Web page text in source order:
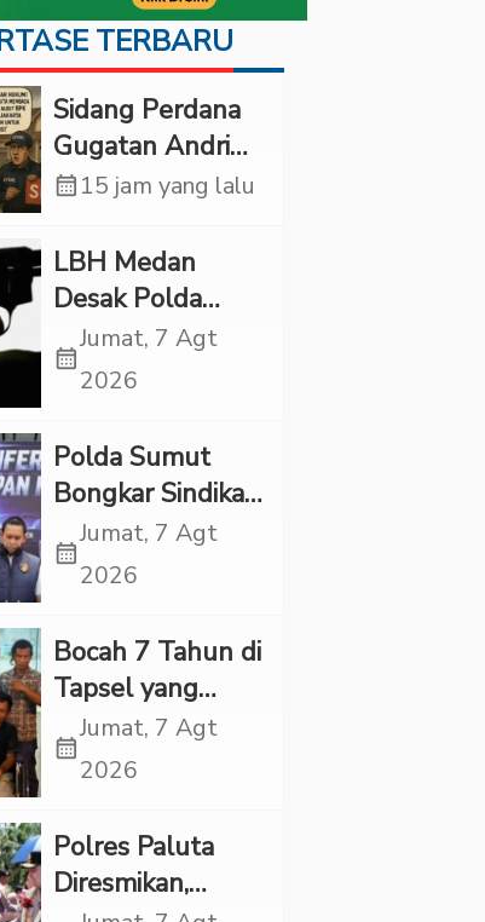
TERBARU
Sidang Perdana
Gugatan Andri
Tedjadharma di
KPKNL dan
PUPN Mangkir
calendar_month15 jam yang lalu
LBH Medan
Desak Polda
Sumut Usut
Kematian Winda
calendar_month
Jumat, 7 Agt
2026
Polda Sumut
Bongkar Sindikat
Scamming
Internasional,
Rp6,7 Miliar
calendar_month
Jumat, 7 Agt
2026
Bocah 7 Tahun di
Tapsel yang
Ditemukan
Tewas di Sumur
Kekerasan
Seksual
calendar_month
Jumat, 7 Agt
2026
Polres Paluta
Diresmikan,